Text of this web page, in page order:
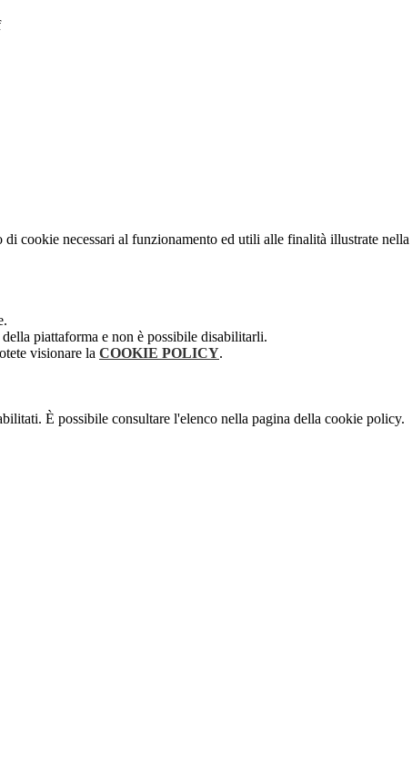
cookie necessari al funzionamento ed utili alle finalità illustrate nella
piattaforma e non è possibile disabilitarli.
visionare la COOKIE POLICY.
È possibile consultare l'elenco nella pagina della cookie policy.